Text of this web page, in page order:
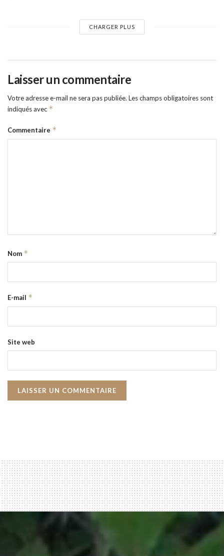
CHARGER PLUS
Laisser un commentaire
Votre adresse e-mail ne sera pas publiée. Les champs obligatoires sont
indiqués avec *
Commentaire *
Nom *
E-mail *
Site web